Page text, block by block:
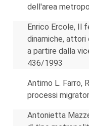
dell'area
Enrico Ercole, Il
dinamiche, attori
a partire dalla
436/1993
Antimo L. Farro,
processi
Antonietta